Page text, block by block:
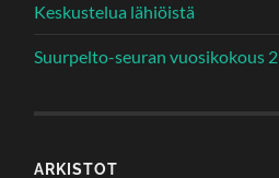
Keskustelua lähiöistä
Suurpelto-seuran vuosikokous
ARKISTOT